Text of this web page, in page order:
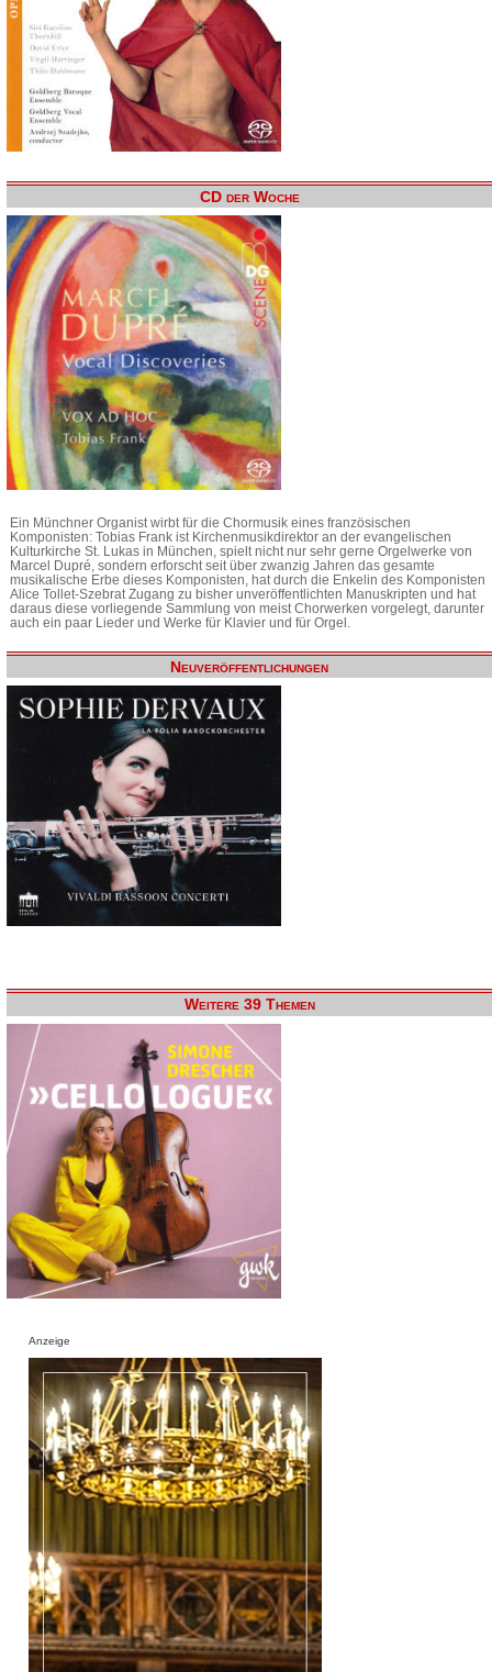
CD der Woche
Ein Münchner Organist wirbt für die Chormusik eines französischen
Komponisten: Tobias Frank ist Kirchenmusikdirektor an der evangelischen
Kulturkirche St. Lukas in München, spielt nicht nur sehr gerne Orgelwerke von
Marcel Dupré, sondern erforscht seit über zwanzig Jahren das gesamte
musikalische Erbe dieses Komponisten, hat durch die Enkelin des Komponisten
Alice Tollet-Szebrat Zugang zu bisher unveröffentlichten Manuskripten und hat
daraus diese vorliegende Sammlung von meist Chorwerken vorgelegt, darunter
auch ein paar Lieder und Werke für Klavier und für Orgel.
Neuveröffentlichungen
Weitere 39 Themen
Anzeige